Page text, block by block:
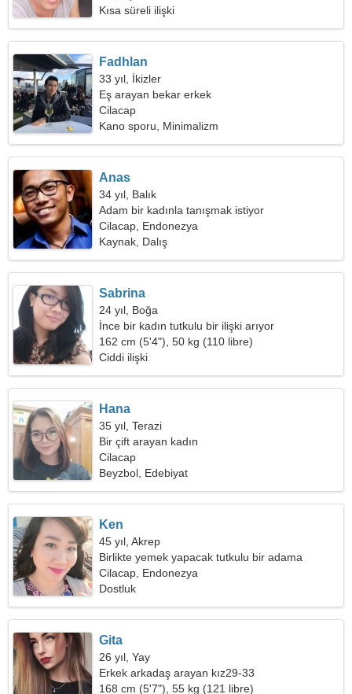
Kısa süreli ilişki
Fadhlan
33 yıl, İkizler
Eş arayan bekar erkek
Cilacap
Kano sporu, Minimalizm
Anas
34 yıl, Balık
Adam bir kadınla tanışmak istiyor
Cilacap, Endonezya
Kaynak, Dalış
Sabrina
24 yıl, Boğa
İnce bir kadın tutkulu bir ilişki arıyor
162 cm (5'4"), 50 kg (110 libre)
Ciddi ilişki
Hana
35 yıl, Terazi
Bir çift arayan kadın
Cilacap
Beyzbol, Edebiyat
Ken
45 yıl, Akrep
Birlikte yemek yapacak tutkulu bir adama
ihtiyacım var
Cilacap, Endonezya
Dostluk
Gita
26 yıl, Yay
Erkek arkadaş arayan kız29-33
168 cm (5'7"), 55 kg (121 libre)